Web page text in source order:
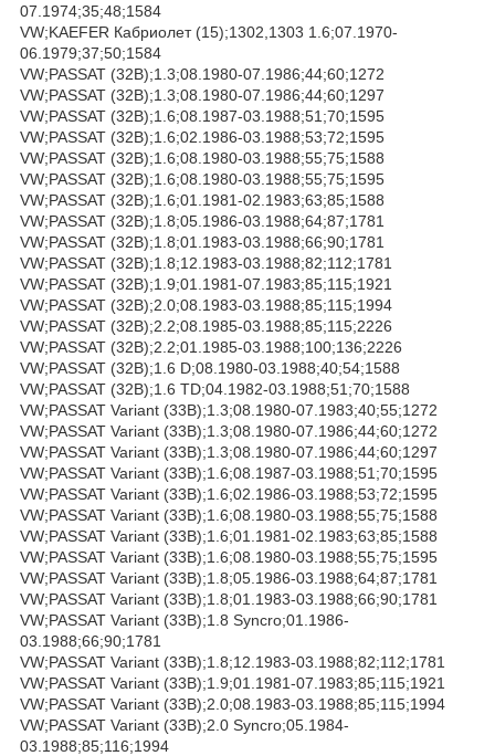
07.1974;35;48;1584
VW;KAEFER Кабриолет (15);1302,1303 1.6;07.1970-
06.1979;37;50;1584
VW;PASSAT (32B);1.3;08.1980-07.1986;44;60;1272
VW;PASSAT (32B);1.3;08.1980-07.1986;44;60;1297
VW;PASSAT (32B);1.6;08.1987-03.1988;51;70;1595
VW;PASSAT (32B);1.6;02.1986-03.1988;53;72;1595
VW;PASSAT (32B);1.6;08.1980-03.1988;55;75;1588
VW;PASSAT (32B);1.6;08.1980-03.1988;55;75;1595
VW;PASSAT (32B);1.6;01.1981-02.1983;63;85;1588
VW;PASSAT (32B);1.8;05.1986-03.1988;64;87;1781
VW;PASSAT (32B);1.8;01.1983-03.1988;66;90;1781
VW;PASSAT (32B);1.8;12.1983-03.1988;82;112;1781
VW;PASSAT (32B);1.9;01.1981-07.1983;85;115;1921
VW;PASSAT (32B);2.0;08.1983-03.1988;85;115;1994
VW;PASSAT (32B);2.2;08.1985-03.1988;85;115;2226
VW;PASSAT (32B);2.2;01.1985-03.1988;100;136;2226
VW;PASSAT (32B);1.6 D;08.1980-03.1988;40;54;1588
VW;PASSAT (32B);1.6 TD;04.1982-03.1988;51;70;1588
VW;PASSAT Variant (33B);1.3;08.1980-07.1983;40;55;1272
VW;PASSAT Variant (33B);1.3;08.1980-07.1986;44;60;1272
VW;PASSAT Variant (33B);1.3;08.1980-07.1986;44;60;1297
VW;PASSAT Variant (33B);1.6;08.1987-03.1988;51;70;1595
VW;PASSAT Variant (33B);1.6;02.1986-03.1988;53;72;1595
VW;PASSAT Variant (33B);1.6;08.1980-03.1988;55;75;1588
VW;PASSAT Variant (33B);1.6;01.1981-02.1983;63;85;1588
VW;PASSAT Variant (33B);1.6;08.1980-03.1988;55;75;1595
VW;PASSAT Variant (33B);1.8;05.1986-03.1988;64;87;1781
VW;PASSAT Variant (33B);1.8;01.1983-03.1988;66;90;1781
VW;PASSAT Variant (33B);1.8 Syncro;01.1986-
03.1988;66;90;1781
VW;PASSAT Variant (33B);1.8;12.1983-03.1988;82;112;1781
VW;PASSAT Variant (33B);1.9;01.1981-07.1983;85;115;1921
VW;PASSAT Variant (33B);2.0;08.1983-03.1988;85;115;1994
VW;PASSAT Variant (33B);2.0 Syncro;05.1984-
03.1988;85;116;1994